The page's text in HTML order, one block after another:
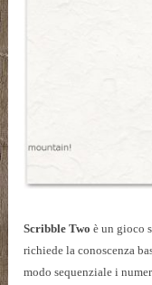
Scribble Two è un gioco
richiede la conoscenza
modo sequenziale i